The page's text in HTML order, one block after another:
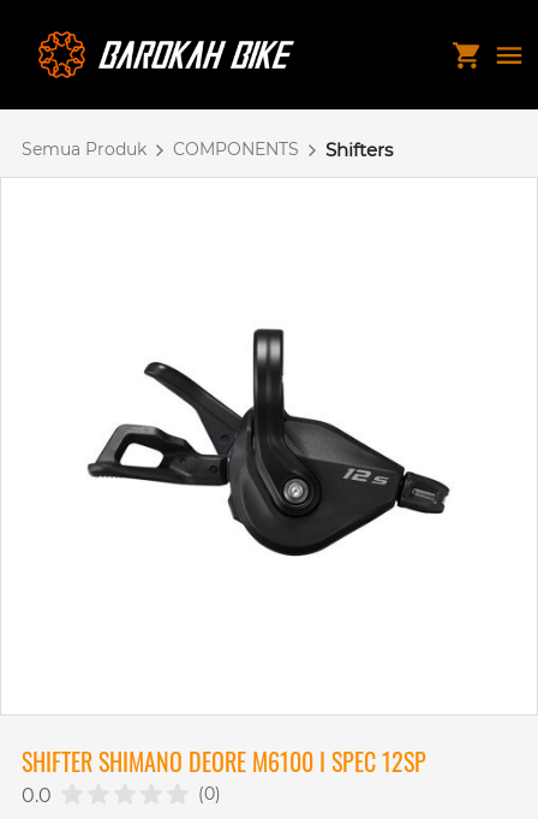
Semua Produk COMPONENTS Shifters
SHIFTER SHIMANO DEORE M6100 I SPEC 12SP
0.0 (0)